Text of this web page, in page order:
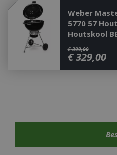
Weber
5770 57
Houtskool
€ 399,00
€ 329,00